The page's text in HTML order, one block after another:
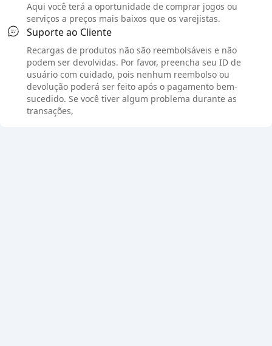
Aqui você terá a oportunidade de comprar jogos ou
serviços a preços mais baixos que os varejistas.
Suporte ao Cliente
Recargas de produtos não são reembolsáveis e não
podem ser devolvidas. Por favor, preencha seu ID de
usuário com cuidado, pois nenhum reembolso ou
devolução poderá ser feito após o pagamento bem-
sucedido. Se você tiver algum problema durante as
transações,